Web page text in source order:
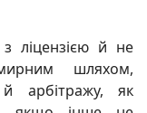
ліцензією й не
шляхом,
арбітражу, як